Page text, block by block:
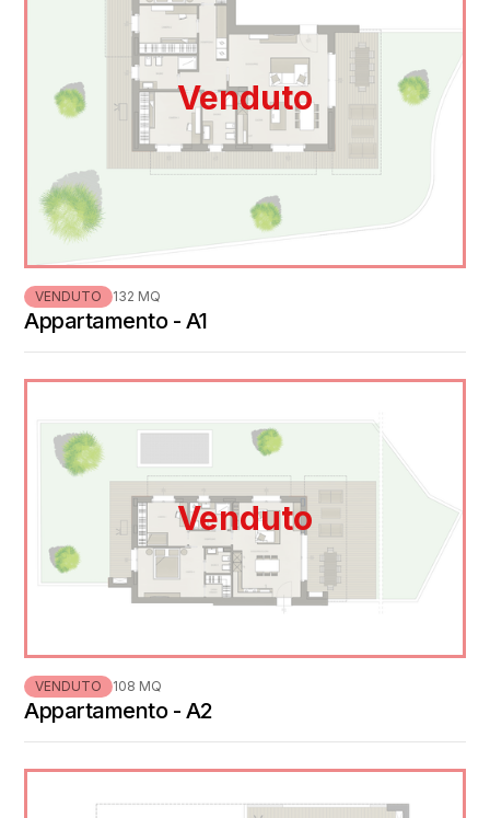
Venduto
VENDUTO 132 MQ
Appartamento - A1
Venduto
VENDUTO 108 MQ
Appartamento - A2